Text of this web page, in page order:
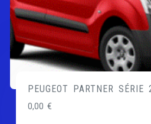
PEUGEOT PARTNER SÉRIE
0,00€